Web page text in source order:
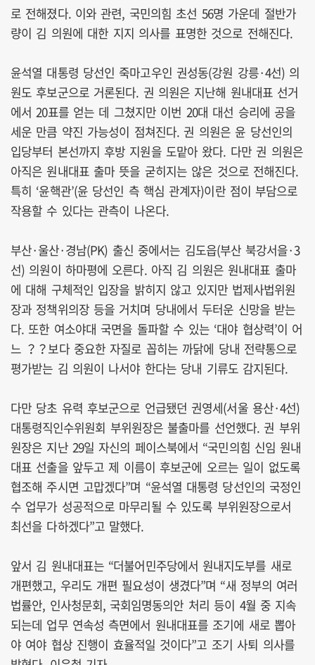
로 전해졌다. 이와 관련, 국민의힘 초선 56명 가운데 절반가
량이 김 의원에 대한 지지 의사를 표명한 것으로 전해진다.
윤석열 대통령 당선인 죽마고우인 권성동(강원 강릉·4선) 의
원도 후보군으로 거론된다. 권 의원은 지난해 원내대표 선거
에서 20표를 얻는 데 그쳤지만 이번 20대 대선 승리에 공을
세운 만큼 약진 가능성이 점쳐진다. 권 의원은 윤 당선인의
입당부터 본선까지 후방 지원을 도맡아 왔다. 다만 권 의원은
아직은 원내대표 출마 뜻을 굳히지는 않은 것으로 전해진다.
특히 ‘윤핵관’(윤 당선인 측 핵심 관계자)이란 점이 부담으로
작용할 수 있다는 관측이 나온다.
부산·울산·경남(PK) 출신 중에서는 김도읍(부산 북강서을·3
선) 의원이 하마평에 오른다. 아직 김 의원은 원내대표 출마
에 대해 구체적인 입장을 밝히지 않고 있지만 법제사법위원
장과 정책위의장 등을 거치며 당내에서 두터운 신망을 받는
다. 또한 여소야대 국면을 돌파할 수 있는 ‘대야 협상력’이 어
느 ？？보다 중요한 자질로 꼽히는 까닭에 당내 전략통으로
평가받는 김 의원이 나서야 한다는 당내 기류도 감지된다.
다만 당초 유력 후보군으로 언급됐던 권영세(서울 용산·4선)
대통령직인수위원회 부위원장은 불출마를 선언했다. 권 부위
원장은 지난 29일 자신의 페이스북에서 “국민의힘 신임 원내
대표 선출을 앞두고 제 이름이 후보군에 오르는 일이 없도록
협조해 주시면 고맙겠다”며 “윤석열 대통령 당선인의 국정인
수 업무가 성공적으로 마무리될 수 있도록 부위원장으로서
최선을 다하겠다”고 말했다.
앞서 김 원내대표는 “더불어민주당에서 원내지도부를 새로
개편했고, 우리도 개편 필요성이 생겼다”며 “새 정부의 여러
법률안, 인사청문회, 국회임명동의안 처리 등이 4월 중 지속
되는데 업무 연속성 측면에서 원내대표를 조기에 새로 뽑아
야 여야 협상 진행이 효율적일 것이다”고 조기 사퇴 의사를